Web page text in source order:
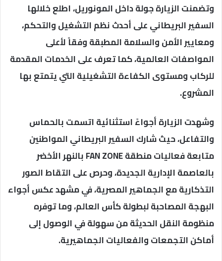
وتضمنت الزيارة جولة داخل المونوريل، اطلع خلالها
السفير البريطاني على أحدث نظم التشغيل والتحكم،
ومعايير الأمن والسلامة المطبقة وفقاً لأعلى
المواصفات العالمية، كما تعرف على الخدمات المقدمة
للركاب ومستوى الكفاءة التشغيلية التي يتمتع بها
المشروع.
وشهدت الزيارة أجواءً استثنائية اتسمت بالحماس
والتفاعل، حيث شارك السفير البريطاني المواطنين
متابعة فعاليات منطقة FAN ZONE بالنهر الأخضر
بالعاصمة الإدارية الجديدة، وحرص على التقاط الصور
التذكارية مع الجماهير المصرية، في مشهد عكس أجواء
البهجة المصاحبة لبطولة كأس العالم، وما توفره
منظومة النقل الحديثة من سهولة في الوصول إلى
أماكن التجمعات والفعاليات الجماهيرية.